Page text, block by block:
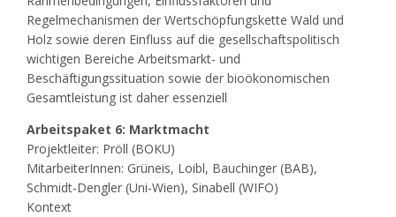
Regelmechanismen der Wertschöpfungskette Wald und
Holz sowie deren Einfluss auf die gesellschaftspolitisch
wichtigen Bereiche Arbeitsmarkt- und
Beschäftigungssituation sowie der bioökonomischen
Gesamtleistung ist daher essenziell
Arbeitspaket 6: Marktmacht
Projektleiter: Pröll (BOKU)
MitarbeiterInnen: Grüneis, Loibl, Bauchinger (BAB),
Schmidt-Dengler (Uni-Wien), Sinabell (WIFO)
Kontext